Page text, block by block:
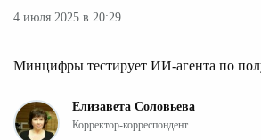
4 июля 2025 в 20:29
Минцифры тестирует ИИ-агента по
Елизавета Соловьева
Корректор-корреспондент